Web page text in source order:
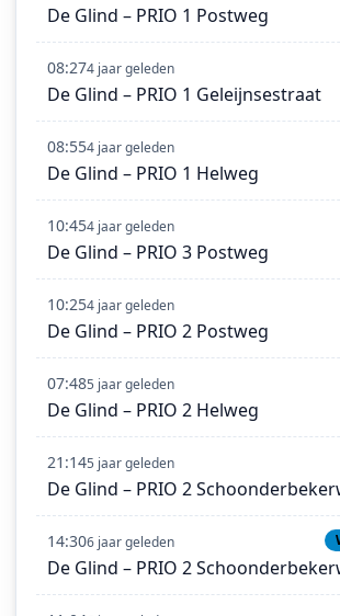
De Glind – PRIO 1 Postweg
08:274 jaar geleden
De Glind – PRIO 1 Geleijnsestraat
08:554 jaar geleden
De Glind – PRIO 1 Helweg
10:454 jaar geleden
De Glind – PRIO 3 Postweg
10:254 jaar geleden
De Glind – PRIO 2 Postweg
07:485 jaar geleden
De Glind – PRIO 2 Helweg
21:145 jaar geleden
De Glind – PRIO 2
14:306 jaar geleden
De Glind – PRIO 2